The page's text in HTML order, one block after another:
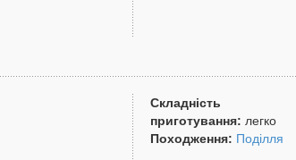
Складність
приготування: легко
Походження: Поділля